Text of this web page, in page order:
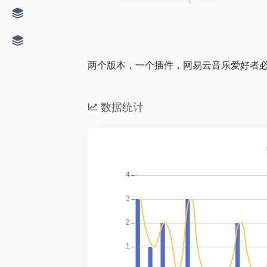
两个版本，一个插件，网易云音乐爱好者
数据统计